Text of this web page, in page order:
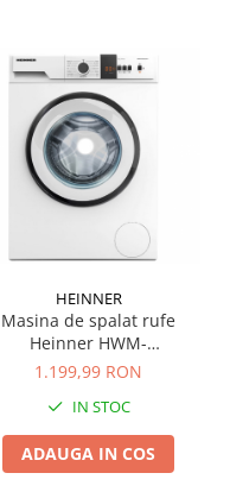
HEINNER
Masina de spalat rufe
Heinner HWM-
VT0510CHD++, 5 kg, 1000
Blocare acces copii,
Alb
1.199,99 RON
IN STOC
ADAUGA IN COS